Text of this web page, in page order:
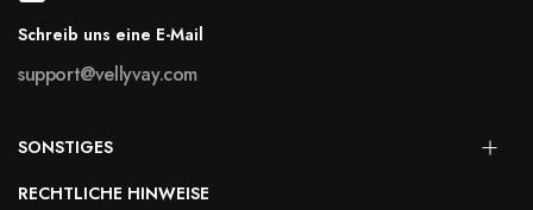
Schreib uns eine E-Mail
support@vellyvay.com
SONSTIGES
RECHTLICHE HINWEISE